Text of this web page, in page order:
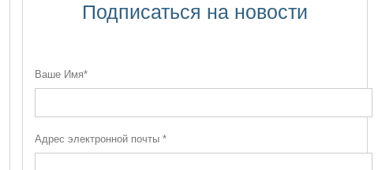
Подписаться на новости
Ваше Имя*
Адрес электронной почты *